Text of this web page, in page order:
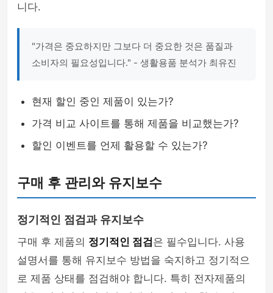
니다.
"가격은 중요하지만 그보다 더 중요한 것은 품질과
소비자의 필요성입니다." - 생활용품 분석가 최유진
현재 할인 중인 제품이 있는가?
가격 비교 사이트를 통해 제품을 비교했는가?
할인 이벤트를 언제 활용할 수 있는가?
구매 후 관리와 유지보수
정기적인 점검과 유지보수
구매 후 제품의 정기적인 점검은 필수입니다. 사용
설명서를 통해 유지보수 방법을 숙지하고 정기적으
로 제품 상태를 점검해야 합니다. 특히 전자제품의